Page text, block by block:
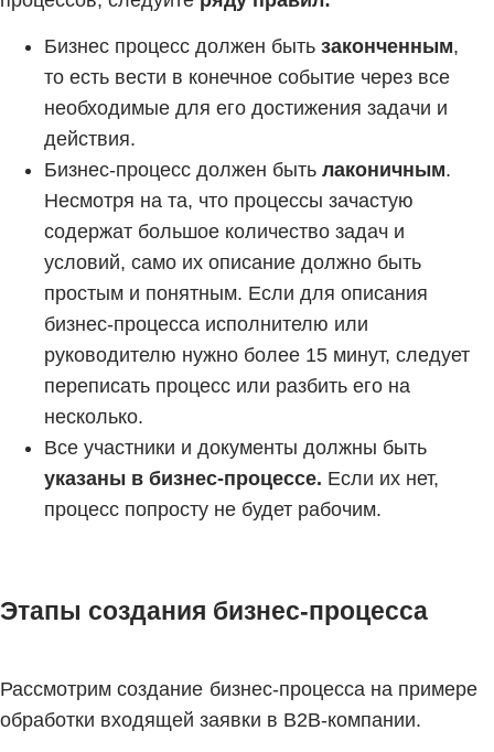
Бизнес процесс должен быть законченным,
то есть вести в конечное событие через все
необходимые для его достижения задачи и
действия.
Бизнес-процесс должен быть лаконичным.
Несмотря на та, что процессы зачастую
содержат большое количество задач и
условий, само их описание должно быть
простым и понятным. Если для описания
бизнес-процесса исполнителю или
руководителю нужно более 15 минут, следует
переписать процесс или разбить его на
несколько.
Все участники и документы должны быть
указаны в бизнес-процессе. Если их нет,
процесс попросту не будет рабочим.
Этапы создания бизнес-процесса
Рассмотрим создание бизнес-процесса на примере
обработки входящей заявки в B2B-компании.